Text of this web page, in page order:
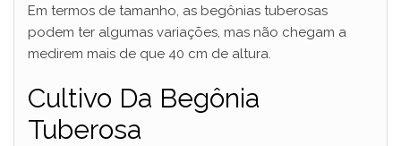
Em termos de tamanho, as begônias tuberosas
podem ter algumas variações, mas não chegam a
medirem mais de que 40 cm de altura.
Cultivo Da Begônia
Tuberosa